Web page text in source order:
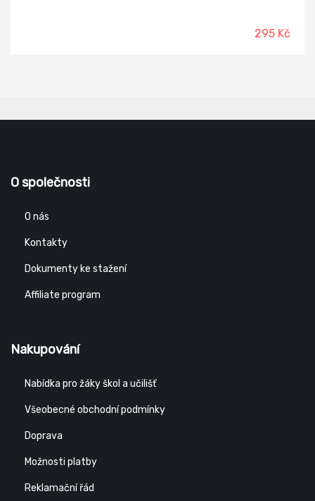
295 Kč
O společnosti
O nás
Kontakty
Dokumenty ke stažení
Affiliate program
Nakupování
Nabídka pro žáky škol a učilišť
Všeobecné obchodní podmínky
Doprava
Možnosti platby
Reklamační řád